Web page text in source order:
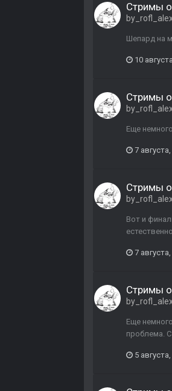
Стримы
Шепард на
10
Стримы
Еще
7
Стримы
Вот и
7
Стримы
Еще
проблема.
5